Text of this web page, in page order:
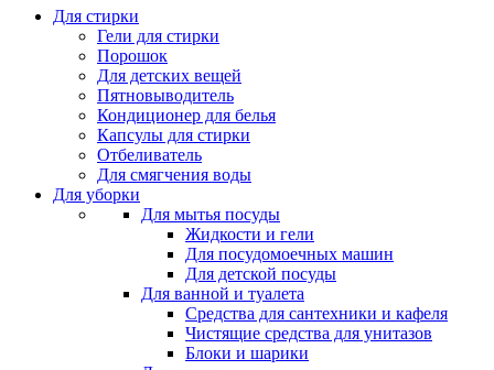
Для стирки
Гели для стирки
Порошок
Для детских вещей
Пятновыводитель
Кондиционер для белья
Капсулы для стирки
Отбеливатель
Для смягчения воды
Для уборки
Для мытья посуды
Жидкости и гели
Для посудомоечных машин
Для детской посуды
Для ванной и туалета
Средства для сантехники и кафеля
Чистящие средства для унитазов
Блоки и шарики